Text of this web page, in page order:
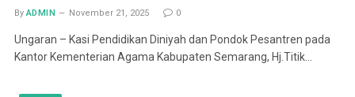
By ADMIN November 21, 2025 0
Ungaran – Kasi Pendidikan Diniyah dan Pondok Pesantren pada
Kantor Kementerian Agama Kabupaten Semarang, Hj.Titik…